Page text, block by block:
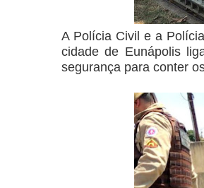
A Polícia Civil e a
cidade de Eunápolis
segurança para conter